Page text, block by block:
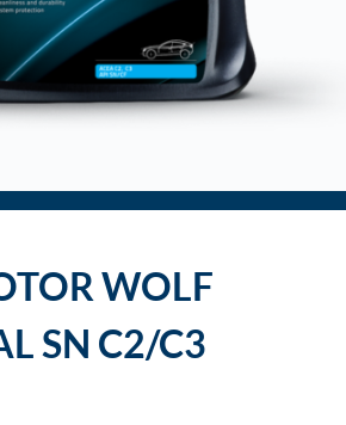
WOLF
SN C2/C3